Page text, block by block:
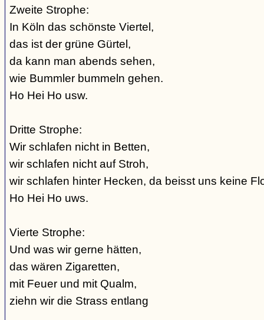
Zweite Strophe:
In Köln das schönste Viertel,
das ist der grüne Gürtel,
da kann man abends sehen,
wie Bummler bummeln gehen.
Ho Hei Ho usw.
Dritte Strophe:
Wir schlafen nicht in Betten,
wir schlafen nicht auf Stroh,
wir schlafen hinter Hecken, da beisst uns keine
Ho Hei Ho uws.
Vierte Strophe:
Und was wir gerne hätten,
das wären Zigaretten,
mit Feuer und mit Qualm,
ziehn wir die Strass entlang